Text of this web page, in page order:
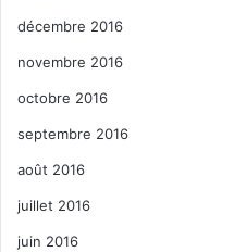
décembre 2016
novembre 2016
octobre 2016
septembre 2016
août 2016
juillet 2016
juin 2016